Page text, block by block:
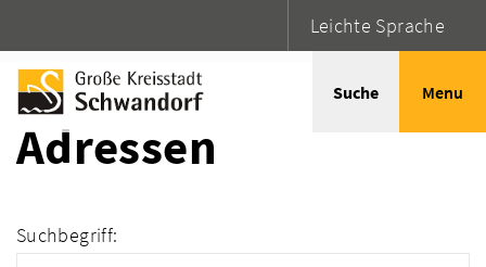
Leichte Sprache
Suche Menu
Adressen
Suchbegriff: